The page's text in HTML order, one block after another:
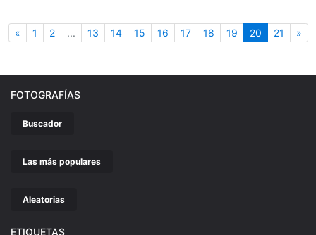
«Anterior
1 2 ... 13 14 15 16 17 18 19 20(actual)
21 »
FOTOGRAFÍAS
Buscador
Las más populares
Aleatorias
ETIQUETAS